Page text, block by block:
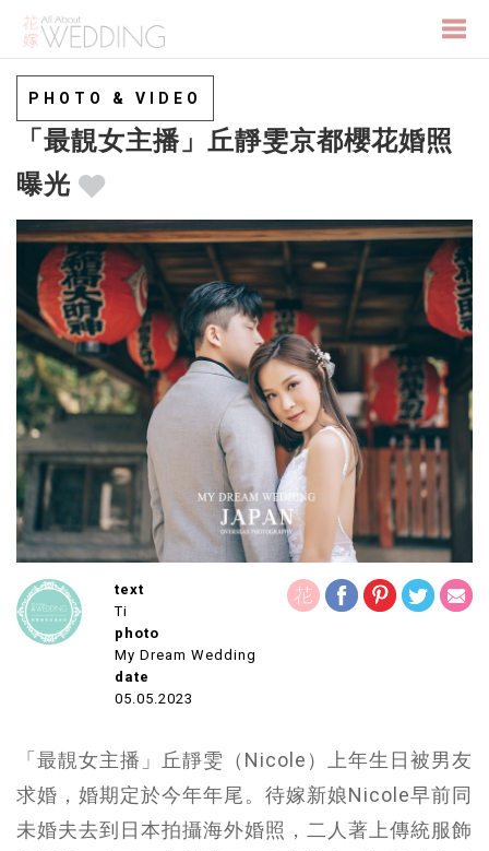
PHOTO & VIDEO
「最靚女主播」丘靜雯京都櫻花婚照
曝光
text
Ti
photo
My Dream Wedding
date
05.05.2023
「最靚女主播」丘靜雯（Nicole）上年生日被男友
求婚，婚期定於今年年尾。待嫁新娘Nicole早前同
未婚夫去到日本拍攝海外婚照，二人著上傳統服飾